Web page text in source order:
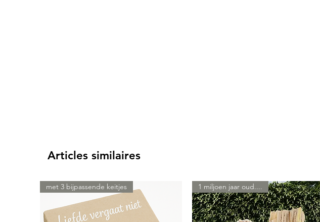
Articles similaires
met 3 bijpassende keitjes 1 miljoen jaar oud....